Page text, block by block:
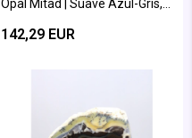
Opal Mitad | Suave Azul-Gris,
Cósmico de Ojo
142,29 EUR